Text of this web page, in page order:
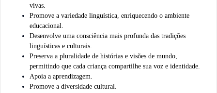
vivas.
Promove a variedade linguística, enriquecendo o ambiente
educacional.
Desenvolve uma consciência mais profunda das tradições
linguísticas e culturais.
Preserva a pluralidade de histórias e visões de mundo,
permitindo que cada criança compartilhe sua voz e identidade.
Apoia a aprendizagem.
Promove a diversidade cultural.